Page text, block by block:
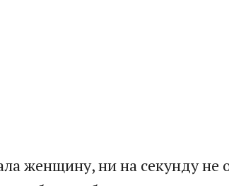
женщину, ни на секунду не